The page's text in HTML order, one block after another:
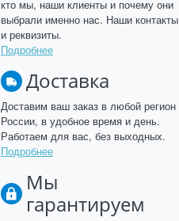
кто мы, наши клиенты и почему они
выбрали именно нас. Наши контакты
и реквизиты.
Подробнее
Доставка
Доставим ваш заказ в любой регион
России, в удобное время и день.
Работаем для вас, без выходных.
Подробнее
Мы
гарантируем